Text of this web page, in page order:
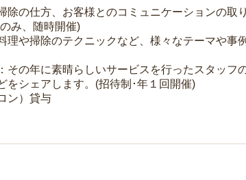
除の仕方、お客様とのコミュニケーションの
み、随時開催)
理や掃除のテクニックなど、様々なテーマや事
その年に素晴らしいサービスを行ったスタッ
をシェアします。(招待制･年１回開催)
ン）貸与